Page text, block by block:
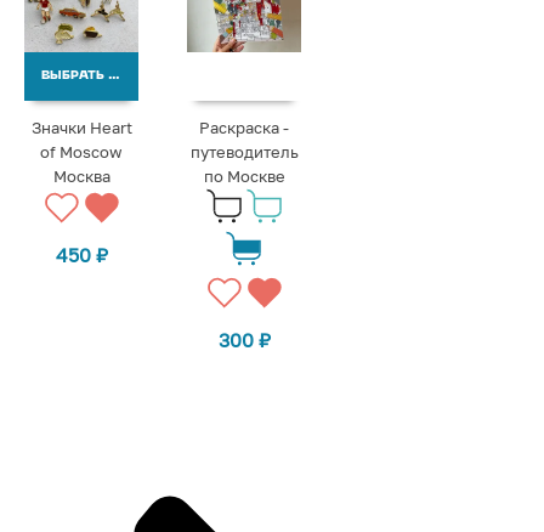
ВЫБРАТЬ ВАРИАНТЫ
Значки Heart
of Moscow
Москва
450 ₽
Раскраска -
путеводитель
по Москве
300 ₽